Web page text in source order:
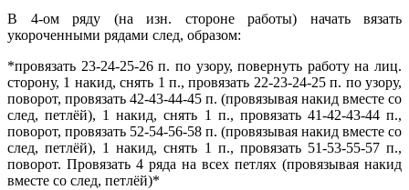
В 4-ом ряду (на изн. стороне работы) начать вязать
укороченными рядами след, образом:
*провязать 23-24-25-26 п. по узору, повернуть работу на лиц.
сторону, 1 накид, снять 1 п., провязать 22-23-24-25 п. по узору,
поворот, провязать 42-43-44-45 п. (провязывая накид вместе со
след, петлёй), 1 накид, снять 1 п., провязать 41-42-43-44 п.,
поворот, провязать 52-54-56-58 п. (провязывая накид вместе со
след, петлёй), 1 накид, снять 1 п., провязать 51-53-55-57 п.,
поворот. Провязать 4 ряда на всех петлях (провязывая накид
вместе со след, петлёй)*